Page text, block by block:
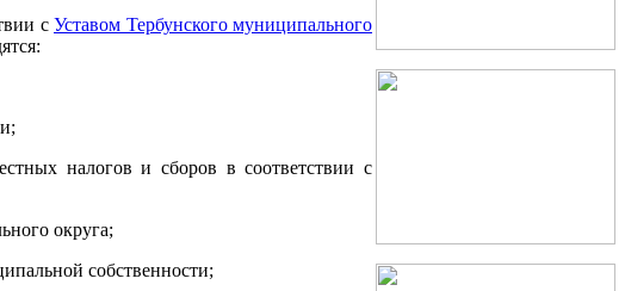
сУставом Тербунского муниципального
налогов и сборов в соответствии с
округа;
собственности;